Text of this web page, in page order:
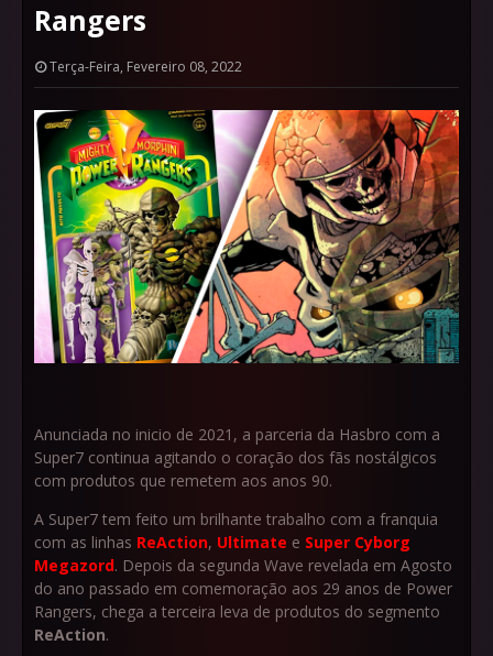
Rangers
Terça-Feira, Fevereiro 08, 2022
Anunciada no inicio de 2021, a parceria da Hasbro com a
Super7 continua agitando o coração dos fãs nostálgicos
com produtos que remetem aos anos 90.
A Super7 tem feito um brilhante trabalho com a franquia
com as linhas ReAction, Ultimate e Super Cyborg
Megazord. Depois da segunda Wave revelada em Agosto
do ano passado em comemoração aos 29 anos de Power
Rangers, chega a terceira leva de produtos do segmento
ReAction.